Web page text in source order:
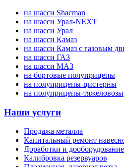
на шасси Shacman
на шасси Урал-NEXT
на шасси Урал
на шасси Камаз
на шасси Камаз с газовым
на шасси ГАЗ
на шасси МАЗ
на бортовые полуприцепы
на полуприцепы-цистерны
на полуприцепы-тяжеловозы
Наши услуги
Продажа металла
Капитальный ремонт
Доработки и дооборудование
Калибровка резервуаров